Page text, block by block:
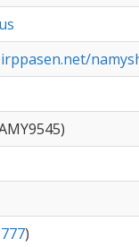
)